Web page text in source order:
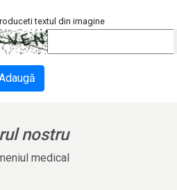
textul din imagine
nostru
medical